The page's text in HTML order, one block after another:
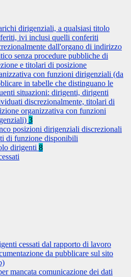
dirigenziali, a qualsiasi titolo
ivi inclusi quelli conferiti
dall'organo di indirizzo
senza procedure pubbliche di
e titolari di posizione
con funzioni dirigenziali (da
in tabelle che distinguano le
situazioni: dirigenti, dirigenti
discrezionalmente, titolari di
organizzativa con funzioni
3
posizioni dirigenziali discrezionali
di funzione disponibili
dirigenti 8
cessati dal rapporto di lavoro
da pubblicare sul sito
mancata comunicazione dei dati